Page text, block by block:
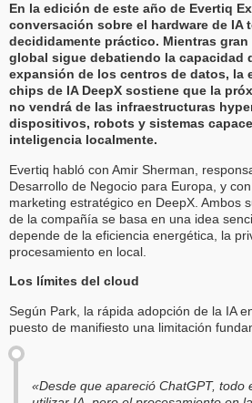
En la edición de este año de Evertiq
conversación sobre el hardware de IA
decididamente práctico. Mientras
global sigue debatiendo la capacidad
expansión de los centros de datos, la
chips de IA DeepX sostiene que la
no vendrá de las infraestructuras
dispositivos, robots y sistemas
inteligencia localmente.
Evertiq habló con Amir Sherman,
Desarrollo de Negocio para Europa, y
marketing estratégico en DeepX. Ambos
de la compañía se basa en una idea
depende de la eficiencia energética, la
procesamiento en local.
Los límites del cloud
Según Park, la rápida adopción de la IA
puesto de manifiesto una limitación
«Desde que apareció ChatGPT, todo